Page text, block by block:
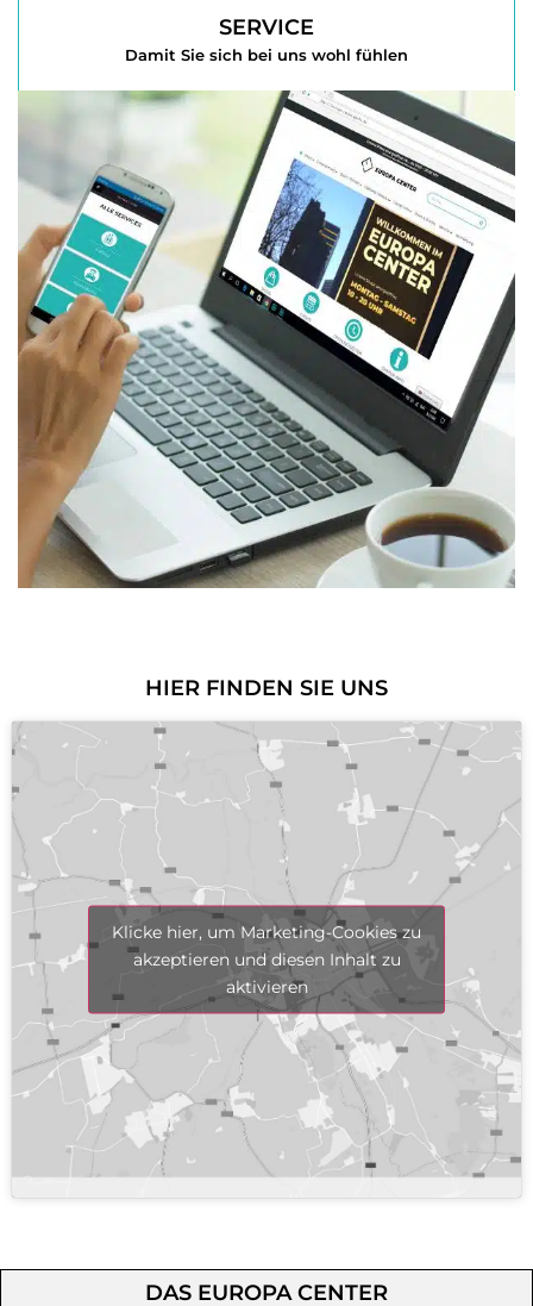
SERVICE
Damit Sie sich bei uns wohl fühlen
HIER FINDEN SIE UNS
Klicke hier, um Marketing-Cookies zu
akzeptieren und diesen Inhalt zu
aktivieren
DAS EUROPA CENTER